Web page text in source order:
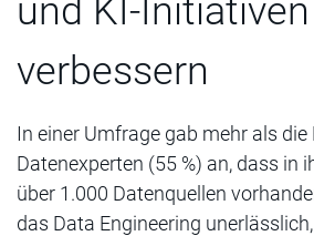
und KI-
verbessern
In einer Umfrage gab mehr als
Datenexperten (55 %) an, dass in
über 1.000 Datenquellen
das Data Engineering